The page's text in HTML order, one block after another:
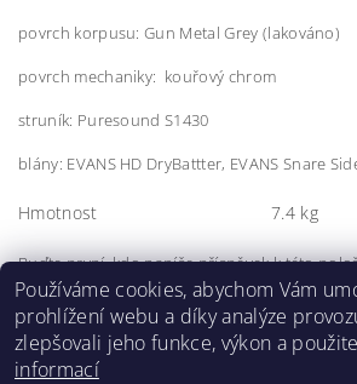
povrch korpusu: Gun Metal Grey (lakováno)
povrch mechaniky: kouřový chrom
struník: Puresound S1430
blány: EVANS HD DryBattter, EVANS Snare
Hmotnost 7.4 kg
Buďte první, kdo napíše příspěvek k této
Přidat komentář
Používáme cookies, abychom Vám
prohlížení webu a díky analýze
zlepšovali jeho funkce, výkon a
informací